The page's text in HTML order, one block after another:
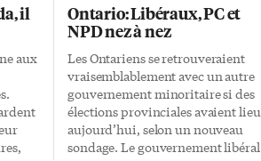
il
aux
Ontario: Libéraux, PC et
NPD nez à nez
Les Ontariens se retrouveraient
vraisemblablement avec un autre
gouvernement minoritaire si des
élections provinciales avaient lieu
aujourd’hui, selon un nouveau
sondage. Le gouvernement libéral